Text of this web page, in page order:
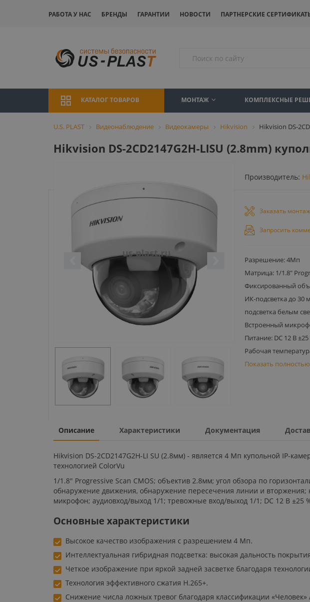
РАБОТА У НАС БРЕНДЫ ГАРАНТИИ НОВОСТИ ПАРТНЕРСКИЕ
КАТАЛОГ ТОВАРОВ МОНТАЖ КОМПЛЕКСНЫЕ
U.S. PLAST Видеонаблюдение Видеокамеры Hikvision Hikvision DS-
Hikvision DS-2CD2147G2H-LISU (2.8mm)
Производитель:
Заказать
Запросить
Разрешение: 4Мп
Матрица: 1/1.8"
Фиксированный
ИК-подсветка до 30 м
подсветка белым
Встроенный
Питание: DC 12 В
Рабочая
Показать полностью
Описание Характеристики Документация
Hikvision DS-2CD2147G2H-LI SU (2.8мм) - является 4 Мп купольной IP-
технологией ColorVu
1/1.8" Progressive Scan CMOS; объектив 2.8мм; угол обзора по
обнаружение движения, обнаружение пересечения линии и вторжения;
микрофон; аудиовход/выход 1/1; тревожные вход/выход 1/1; DC 12 В ±25
Основные характеристики
Высокое качество изображения с разрешением 4 Мп.
Интеллектуальная гибридная подсветка: высокая дальность
Четкое изображение при яркой задней засветке благодаря
Технология эффективного сжатия H.265+.
Снижение числа ложных тревог благодаря классификации «Человек»